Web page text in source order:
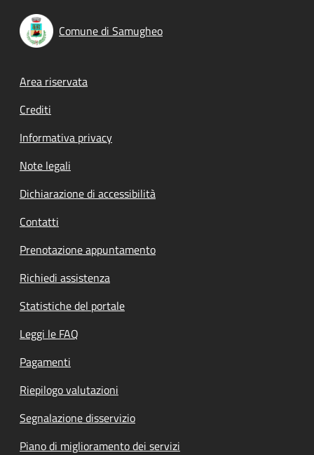
Comune di Samugheo
Footer menu
Area riservata
Crediti
Informativa privacy
Note legali
Dichiarazione di accessibilità
Contatti
Prenotazione appuntamento
Richiedi assistenza
Statistiche del portale
Leggi le FAQ
Pagamenti
Riepilogo valutazioni
Segnalazione disservizio
Piano di miglioramento dei servizi